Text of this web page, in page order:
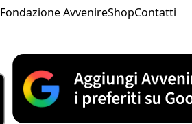
Fondazione AvvenireShopContatti